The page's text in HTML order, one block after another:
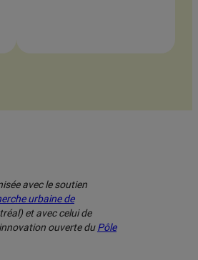
avec le soutien
urbaine de
et avec celuide
ouverte duPôle